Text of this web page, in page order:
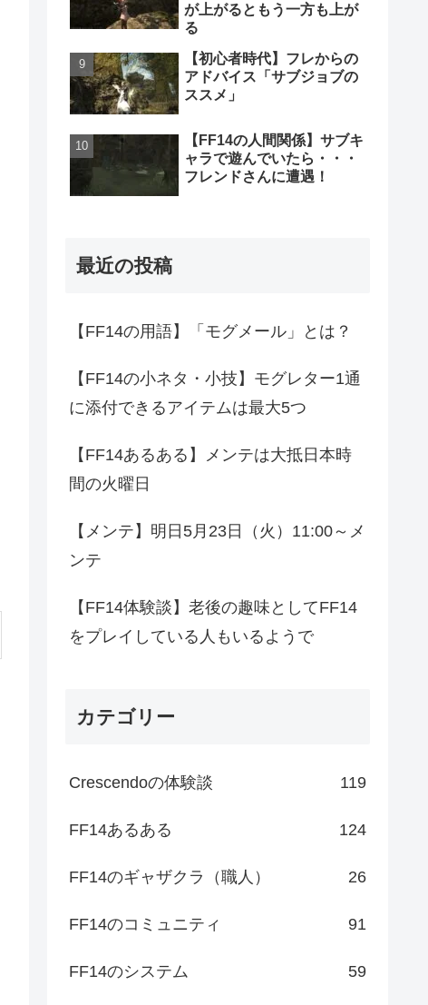
が上がるともう一方も上が
る
【初心者時代】フレからの
アドバイス「サブジョブの
ススメ」
【FF14の人間関係】サブキ
ャラで遊んでいたら・・・
フレンドさんに遭遇！
最近の投稿
【FF14の用語】「モグメール」とは？
【FF14の小ネタ・小技】モグレター1通
に添付できるアイテムは最大5つ
【FF14あるある】メンテは大抵日本時
間の火曜日
【メンテ】明日5月23日（火）11:00～メ
ンテ
【FF14体験談】老後の趣味としてFF14
をプレイしている人もいるようで
カテゴリー
Crescendoの体験談 119
FF14あるある 124
FF14のギャザクラ（職人） 26
FF14のコミュニティ 91
FF14のシステム 59